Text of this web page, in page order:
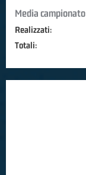
Media campionato
Realizzati:
Totali: